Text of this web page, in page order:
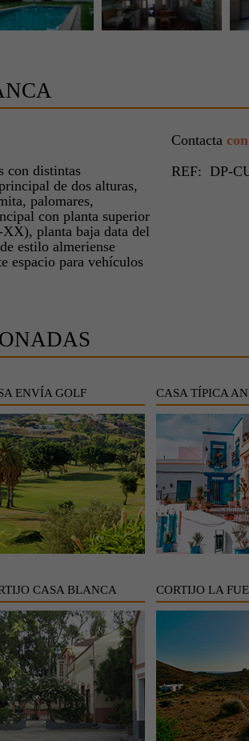
con distintas
de dos alturas,
palomares,
con planta superior
planta baja data del
estilo almeriense
espacio para vehículos
Contacta
REF: DP-
ENVÍA GOLF CASA TÍPICA
CASA BLANCA CORTIJO LA